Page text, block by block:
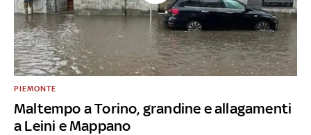
Maltempo a Torino, grandine e allagamenti
a Leini e Mappano
PIEMONTE